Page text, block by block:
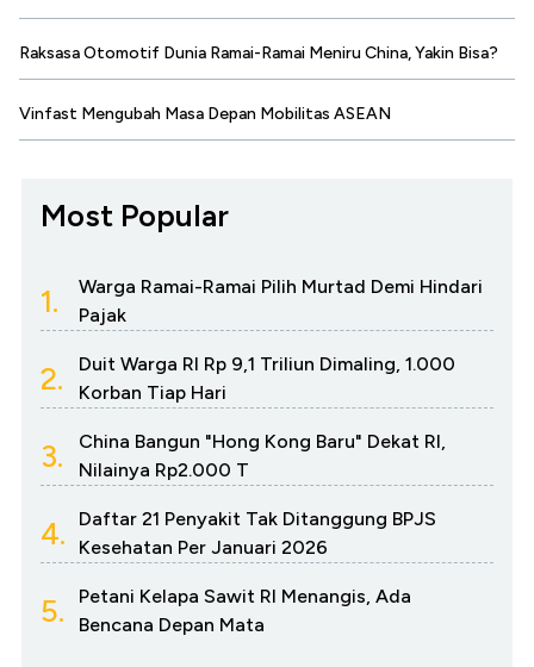
Raksasa Otomotif Dunia Ramai-Ramai Meniru China, Yakin Bisa?
Vinfast Mengubah Masa Depan Mobilitas ASEAN
Most Popular
1.
Warga Ramai-Ramai Pilih Murtad Demi Hindari
Pajak
2.
Duit Warga RI Rp 9,1 Triliun Dimaling, 1.000
Korban Tiap Hari
3.
China Bangun "Hong Kong Baru" Dekat RI,
Nilainya Rp2.000 T
4.
Daftar 21 Penyakit Tak Ditanggung BPJS
Kesehatan Per Januari 2026
5.
Petani Kelapa Sawit RI Menangis, Ada
Bencana Depan Mata